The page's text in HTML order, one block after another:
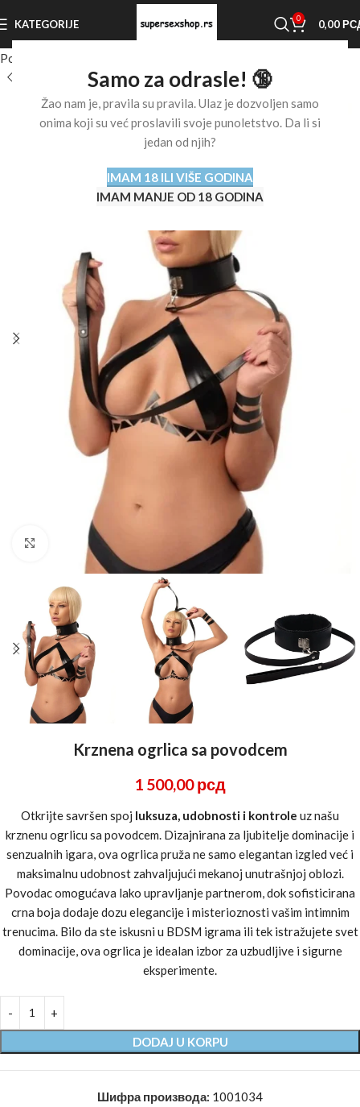
Samo za odrasle! 🔞
Žao nam je, pravila su pravila. Ulaz je dozvoljen samo
onima koji su već proslavili svoje punoletstvo. Da li si
jedan od njih?
IMAM 18 ILI VIŠE GODINA
IMAM MANJE OD 18 GODINA
KATEGORIJE 0 0,00
Početna stranica
Click to enlarge
Krznena ogrlica sa povodcem
1 500,00рсд
Otkrijte savršen spoj luksuza, udobnosti i kontrole uz našu
krznenu ogrlicu sa povodcem. Dizajnirana za ljubitelje dominacije i
senzualnih igara, ova ogrlica pruža ne samo elegantan izgled već i
maksimalnu udobnost zahvaljujući mekanoj unutrašnjoj oblozi.
Povodac omogućava lako upravljanje partnerom, dok sofisticirana
crna boja dodaje dozu elegancije i misterioznosti vašim intimnim
trenucima. Bilo da ste iskusni u BDSM igrama ili tek istražujete svet
dominacije, ova ogrlica je idealan izbor za uzbudljive i sigurne
eksperimente.
DODAJ U KORPU
Шифра производа: 1001034